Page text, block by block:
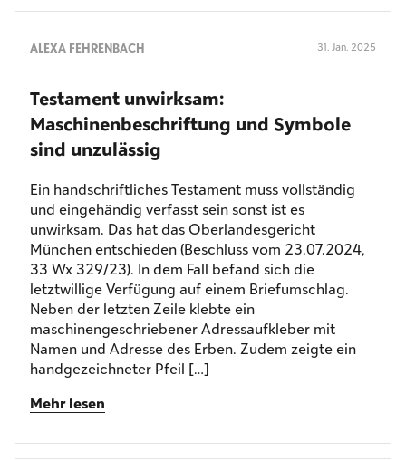
ALEXA FEHRENBACH 31. Jan. 2025
Testament unwirksam:
Maschinenbeschriftung und Symbole
sind unzulässig
Ein handschriftliches Testament muss vollständig
und eingehändig verfasst sein sonst ist es
unwirksam. Das hat das Oberlandesgericht
München entschieden (Beschluss vom 23.07.2024,
33 Wx 329/23). In dem Fall befand sich die
letztwillige Verfügung auf einem Briefumschlag.
Neben der letzten Zeile klebte ein
maschinengeschriebener Adressaufkleber mit
Namen und Adresse des Erben. Zudem zeigte ein
handgezeichneter Pfeil […]
Mehr lesen